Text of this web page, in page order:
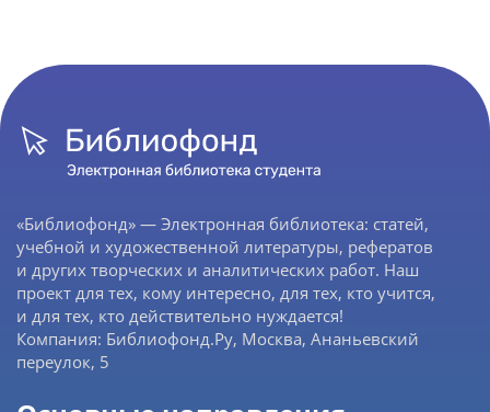
«Библиофонд» — Электронная библиотека: статей,
учебной и художественной литературы, рефератов
и других творческих и аналитических работ. Наш
проект для тех, кому интересно, для тех, кто учится,
и для тех, кто действительно нуждается!
Компания: Библиофонд.Ру, Москва, Ананьевский
переулок, 5